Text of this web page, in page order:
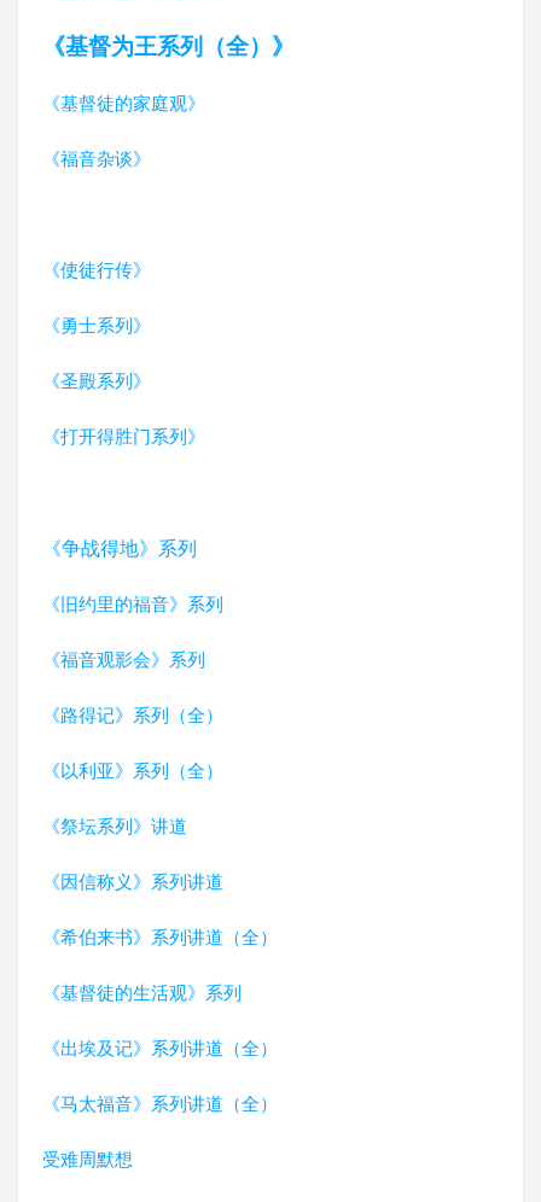
《基督为王系列（全）》
《基督徒的家庭观》
《福音杂谈》
《使徒行传》
《勇士系列》
《圣殿系列》
《打开得胜门系列》
《争战得地》系列
《旧约里的福音》系列
《福音观影会》系列
《路得记》系列（全）
《以利亚》系列（全）
《祭坛系列》讲道
《因信称义》系列讲道
《希伯来书》系列讲道（全）
《基督徒的生活观》系列
《出埃及记》系列讲道（全）
《马太福音》系列讲道（全）
受难周默想